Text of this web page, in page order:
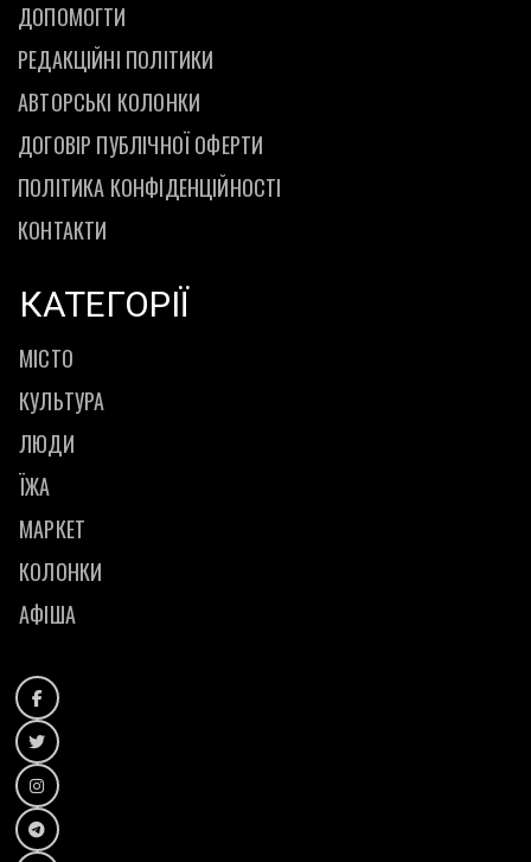
ДОПОМОГТИ
РЕДАКЦІЙНІ ПОЛІТИКИ
АВТОРСЬКІ КОЛОНКИ
ДОГОВІР ПУБЛІЧНОЇ ОФЕРТИ
ПОЛІТИКА КОНФІДЕНЦІЙНОСТІ
КОНТАКТИ
КАТЕГОРІЇ
МІСТО
КУЛЬТУРА
ЛЮДИ
ЇЖА
МАРКЕТ
КОЛОНКИ
АФІША